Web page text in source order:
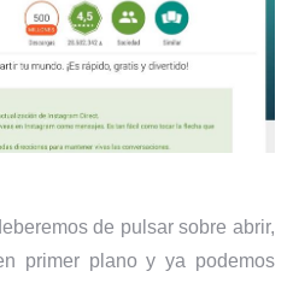
de pulsar sobre abrir,
primer plano y ya podemos